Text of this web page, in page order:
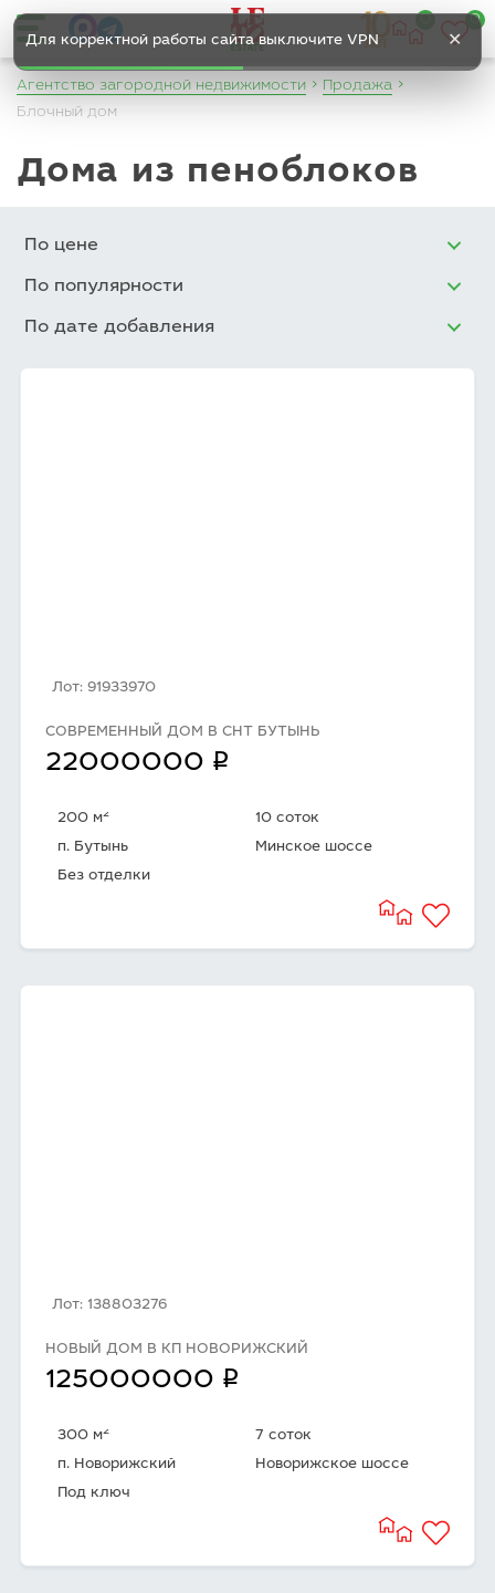
Для корректной работы сайта выключите VPN ✕
0
Агентство загородной недвижимости
Продажа
Блочный дом
Дома из пеноблоков
По цене
По популярности
По дате добавления
Лот: 91933970
СОВРЕМЕННЫЙ ДОМ В СНТ БУТЫНЬ
22000000 q
200 м2
10 соток
п. Бутынь
Минское шоссе
Без отделки
Лот: 138803276
НОВЫЙ ДОМ В КП НОВОРИЖСКИЙ
125000000 q
300 м2
7 соток
п. Новорижский
Новорижское шоссе
Под ключ